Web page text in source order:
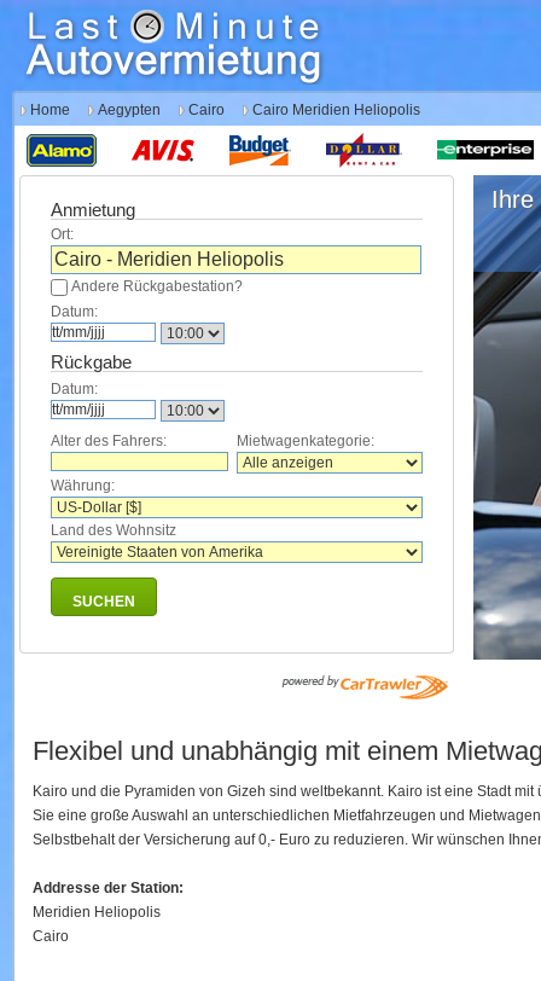
Home Aegypten Cairo Cairo Meridien Heliopolis
Anmietung
Ort:
Andere Rückgabestation?
Datum:
Rückgabe
Datum:
Alter des Fahrers: Mietwagenkategorie:
Währung:
Land des Wohnsitz
SUCHEN
Ihre
Flexibel und unabhängig mit einem
Kairo und die Pyramiden von Gizeh sind weltbekannt. Kairo ist eine Stadt
Sie eine große Auswahl an unterschiedlichen Mietfahrzeugen und
Selbstbehalt der Versicherung auf 0,- Euro zu reduzieren. Wir wünschen
Addresse der Station:
Meridien Heliopolis
Cairo